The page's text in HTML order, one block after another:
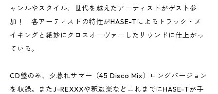
ャンルやスタイル、世代を越えたアーティストがゲスト参
加！ 各アーティストの特性がHASE-Tによるトラック・メ
イキングと絶妙にクロスオーヴァーしたサウンドに仕上がっ
ている。
CD盤のみ、夕暮れサマー（45 Disco Mix）ロングバージョン
を収録。またJ-REXXXや釈迦楽などこれまでにHASE-Tが手